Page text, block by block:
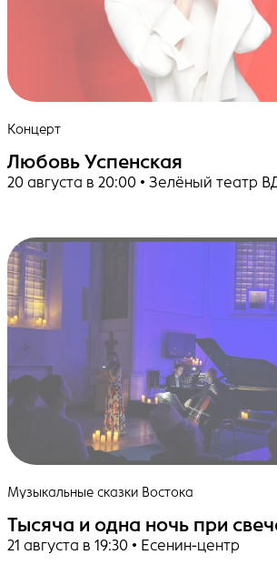
Концерт
Любовь Успенская
20 августа в 20:00 • Зелёный театр
Музыкальные сказки Востока
Тысяча и одна ночь при
21 августа в 19:30 • Есенин-центр